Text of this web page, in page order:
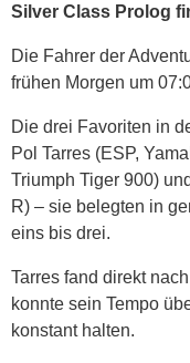
Silver Class Prolog
Die Fahrer der
frühen Morgen um
Die drei Favoriten in
Pol Tarres (ESP,
Triumph Tiger 900)
R) – sie belegten in
eins bis drei.
Tarres fand direkt
konnte sein Tempo
konstant halten.